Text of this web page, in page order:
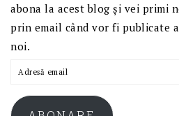
abona la acest blog și vei primi
prin email când vor fi publicate
noi.
Adresă